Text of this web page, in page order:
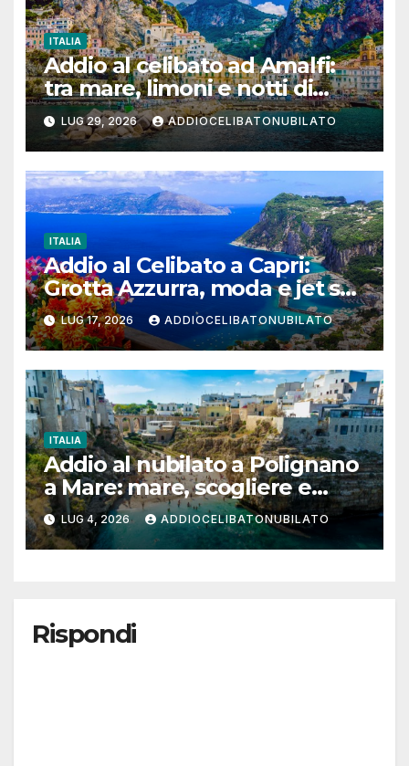
ITALIA
Addio al celibato ad Amalfi:
tra mare, limoni e notti di
festa in Costiera Amalfitana
LUG 29, 2026 ADDIOCELIBATONUBILATO
ITALIA
Addio al Celibato a Capri:
Grotta Azzurra, moda e jet set
per un weekend da ricordare
LUG 17, 2026 ADDIOCELIBATONUBILATO
ITALIA
Addio al nubilato a Polignano
a Mare: mare, scogliere e
poesia per un weekend tra
amiche
LUG 4, 2026 ADDIOCELIBATONUBILATO
Rispondi